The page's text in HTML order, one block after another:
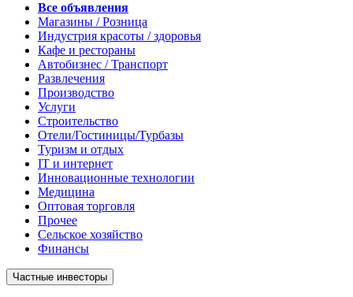
Все объявления
Магазины / Розница
Индустрия красоты / здоровья
Кафе и рестораны
Автобизнес / Транспорт
Развлечения
Производство
Услуги
Строительство
Отели/Гостиницы/Турбазы
Туризм и отдых
IT и интернет
Инновационные технологии
Медицина
Оптовая торговля
Прочее
Сельское хозяйство
Финансы
Частные инвесторы